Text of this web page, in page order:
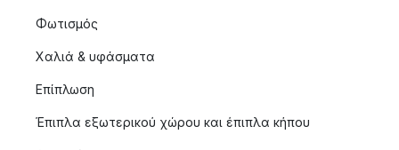
Φωτισμός
Χαλιά & υφάσματα
Επίπλωση
Έπιπλα εξωτερικού χώρου και έπιπλα κήπου